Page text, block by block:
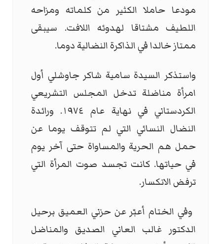
مودعا حاملا الكثير من كلماته ومزاحه
اللطيف مشتاقا لهدوئه اللافت. سيبقى
ممتاز خالدا في الذاكرة النضالية دوما.
واستذكر السيدة سامية شاكر جاوشلي أول
امرأة مناضلة تدخل المجلس التشريعي
الكردستاني في نهاية عام ١٩٧٤. ورائدة
النضال النسائي التي لم تتوقف يوما عن
حمل هم الحرية والمساواة حتى آخر يوم
في حياتها. كانت تجسد صوت المرأة التي
ترفض الانكسار.
وفي الختام أعبّر عن حزني العميق برحيل
الدكتور غالب العاني الصديق والمناضل